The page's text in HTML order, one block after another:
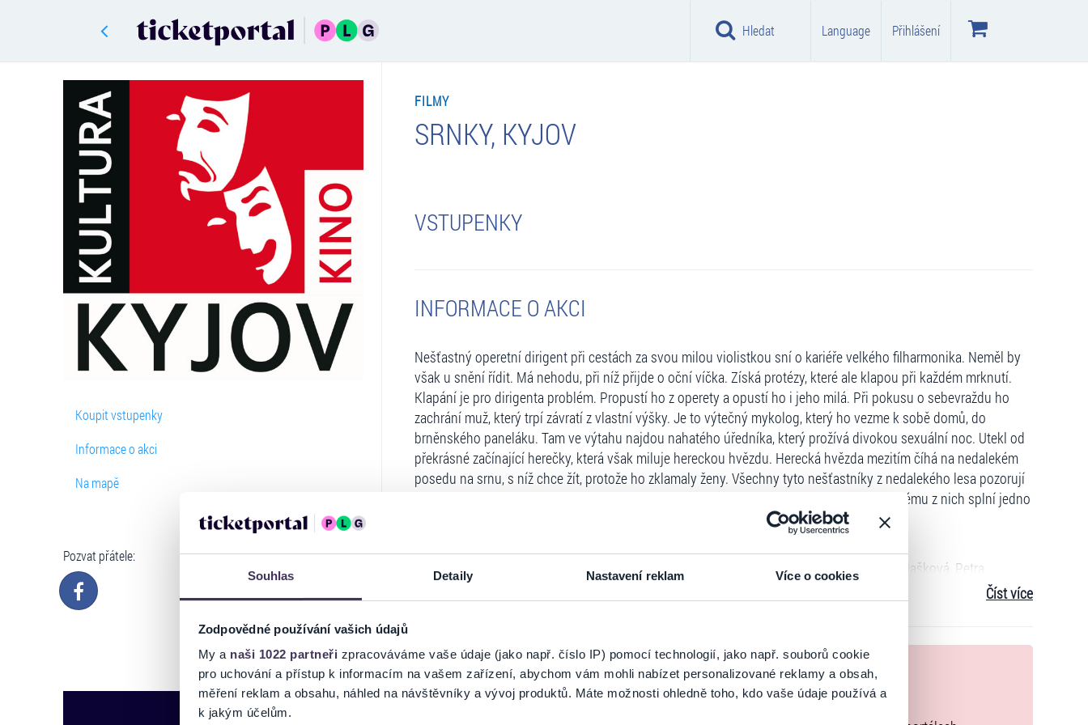
Souhlas Detaily Nastavení reklam Více o cookies
Zodpovědné používání vašich údajů
My a naši 1022 partneři zpracováváme vaše údaje (jako např. číslo IP) pomocí technologií, jako např. souborů cookie
pro uchování a přístup k informacím na vašem zařízení, abychom vám mohli nabízet personalizované reklamy a obsah,
měření reklam a obsahu, náhled na návštěvníky a vývoj produktů. Máte možnosti ohledně toho, kdo vaše údaje používá a
k jakým účelům.
Hledat Language Přihlášení
Koupit vstupenky
Informace o akci
Na mapě
Pozvat přátele:
FILMY
SRNKY, KYJOV
VSTUPENKY
INFORMACE O AKCI
Nešťastný operetní dirigent při cestách za svou milou violistkou sní o kariéře velkého filharmonika. Neměl by
však u snění řídit. Má nehodu, při níž přijde o oční víčka. Získá protézy, které ale klapou při každém mrknutí.
Klapání je pro dirigenta problém. Propustí ho z operety a opustí ho i jeho milá. Při pokusu o sebevraždu ho
zachrání muž, který trpí závratí z vlastní výšky. Je to výtečný mykolog, který ho vezme k sobě domů, do
brněnského paneláku. Tam ve výtahu najdou nahatého úředníka, který prožívá divokou sexuální noc. Utekl od
překrásné začínající herečky, která však miluje hereckou hvězdu. Herecká hvězda mezitím číhá na nedalekém
posedu na srnu, s níž chce žít, protože ho zklamaly ženy. Všechny tyto nešťastníky z nedalekého lesa pozorují
kouzelné srnky, které to prostě nevydrží, a v jednu chvíli se seberou a jdou za nimi. Každému z nich splní jedno
Hrají: Štěpán Kozub, Robin Ferro, Albert Čuba, Vladimír Polák, Beáta Hrnčiříková, Lada Bělašková, Petra
Kocmanová, Vica Kerekes, Kamila Janovičová, Josef Kaluža, Markéta Matulová, Sára Erlebachová, Jan Fišar,
Bystroňová
Žánr:Komedie
Délka:97 minut
Číst více
Ticketportal je zárukou pravosti vstupenek
Na stránkách společnosti Ticketportal si vždy zakoupíte originální vstupenky.